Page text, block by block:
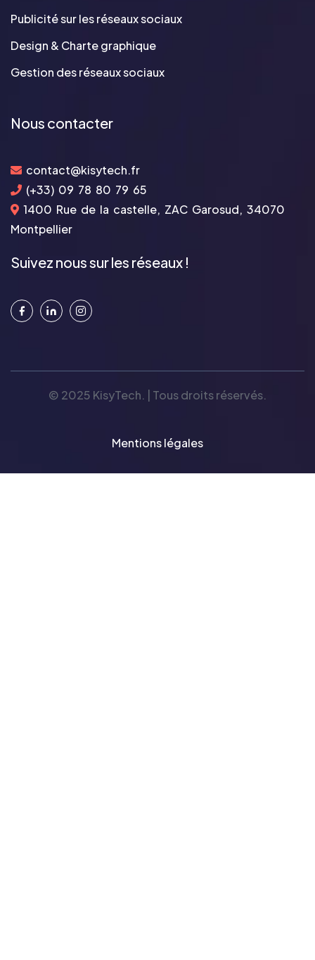
Publicité sur les réseaux sociaux
Design & Charte graphique
Gestion des réseaux sociaux
Nous contacter
contact@kisytech.fr
(+33) 09 78 80 79 65
1400 Rue de la castelle, ZAC Garosud, 34070
Montpellier
Suivez nous sur les réseaux !
© 2025 KisyTech. | Tous droits réservés.
Mentions légales